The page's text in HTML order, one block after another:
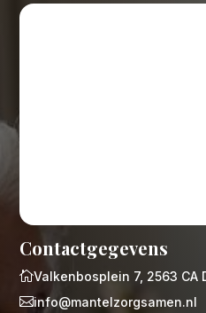
Contactgegevens
Valkenbosplein 7, 2563 CA
info@mantelzorgsamen.nl